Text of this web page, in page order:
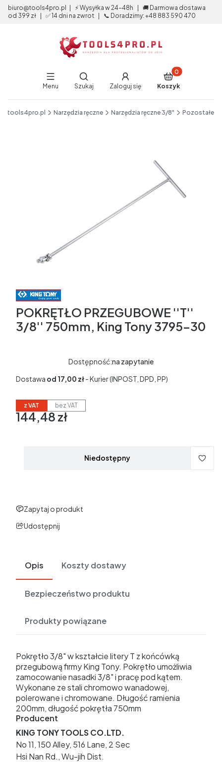
biuro@tools4pro.pl | ⚡ Wysyłka w 24-48h | 🚚 Darmowa dostawa
od 399 zł | ✅ 14 dni na zwrot | 📞 Doradzimy: +48 883 590 470
Menu
Otwórz wyszukiwarkę
Szukaj Zaloguj się
Produkty w
Koszyk
tools4pro.pl Narzędzia ręczne Narzędzia ręczne 3/8" Pozostałe
POKRĘTŁO PRZEGUBOWE ''T''
3/8'' 750mm, King Tony 3795-30
Dostępność:na zapytanie
Dostawa od 17,00 zł- Kurier (INPOST, DPD, PP)
z VAT bez VAT
Cena
144,48 zł
w tym 23% VAT
23%
Niedostępny
Zapytaj o produkt
Udostępnij
Opis Koszty dostawy
Bezpieczeństwo produktu
Produkty powiązane
Pokrętło 3/8" w kształcie litery T z końcówką
przegubową firmy King Tony. Pokrętło umożliwia
zamocowanie nasadki 3/8" i pracę pod kątem.
Wykonane ze stali chromowo wanadowej,
polerowane i chromowane. Długość ramienia
200mm, długość pokrętła 750mm
Producent
KING TONY TOOLS CO.LTD.
No 11, 150 Alley, 516 Lane, 2 Sec
Hsi Nan Rd., Wu-jih Dist.